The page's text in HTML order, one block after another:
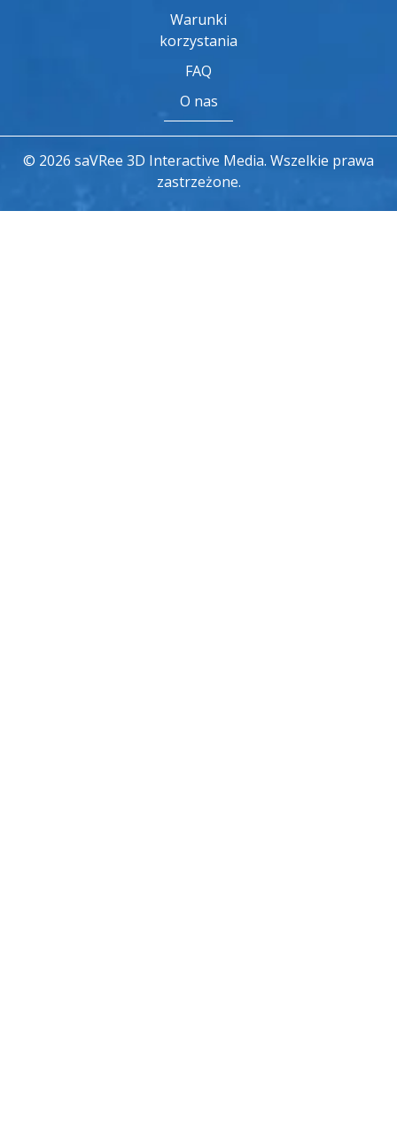
Warunki
korzystania
FAQ
O nas
© 2026 saVRee 3D Interactive Media. Wszelkie prawa
zastrzeżone.